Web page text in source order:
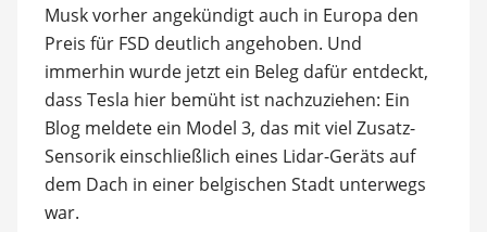
Musk vorher angekündigt auch in Europa den
Preis für FSD deutlich angehoben. Und
immerhin wurde jetzt ein Beleg dafür entdeckt,
dass Tesla hier bemüht ist nachzuziehen: Ein
Blog meldete ein Model 3, das mit viel Zusatz-
Sensorik einschließlich eines Lidar-Geräts auf
dem Dach in einer belgischen Stadt unterwegs
war.